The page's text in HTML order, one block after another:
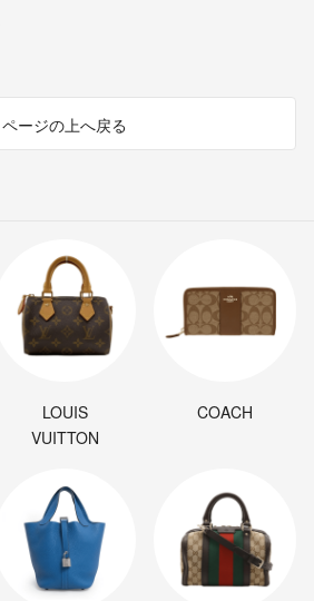
ページの上へ戻る
LOUIS
VUITTON
COACH